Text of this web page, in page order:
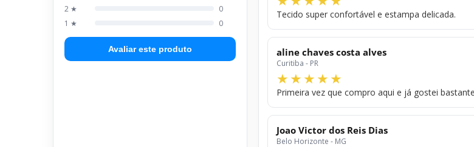
2 ★
0
1 ★
0
Avaliar este produto
Tecido super confortável e estampa delicada.
aline chaves costa alves
Curitiba - PR
Primeira vez que compro aqui e já gostei
Joao Victor dos Reis Dias
Belo Horizonte - MG